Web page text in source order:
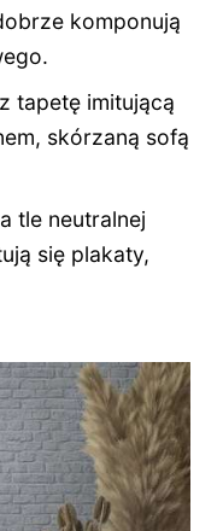
komponują
tapetę imitującą
skórzaną sofą
tle neutralnej
się plakaty,